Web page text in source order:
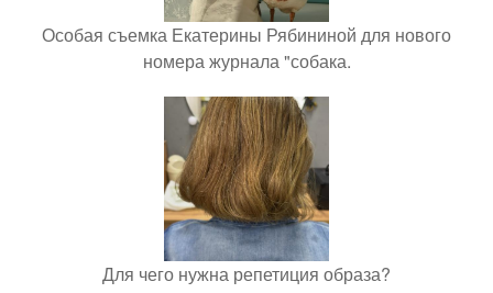
Особая съемка Екатерины Рябининой для нового
номера журнала "собака.
Для чего нужна репетиция образа?